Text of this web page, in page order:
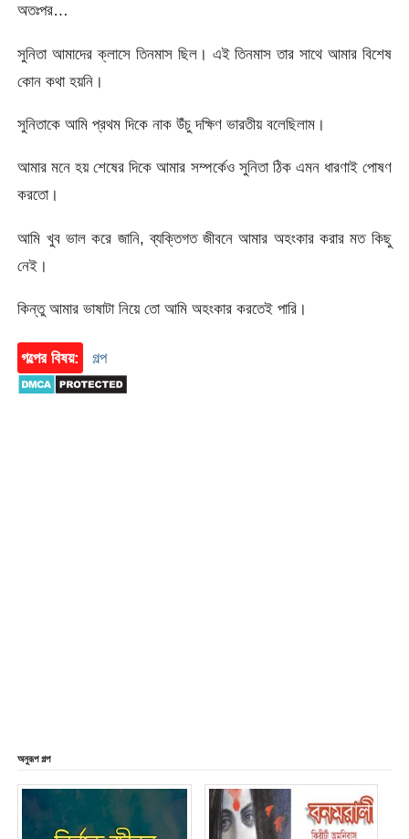
অতঃপর…
সুনিতা আমাদের ক্লাসে তিনমাস ছিল। এই তিনমাস তার সাথে আমার বিশেষ
কোন কথা হয়নি।
সুনিতাকে আমি প্রথম দিকে নাক উঁচু দক্ষিণ ভারতীয় বলেছিলাম।
আমার মনে হয় শেষের দিকে আমার সম্পর্কেও সুনিতা ঠিক এমন ধারণাই পোষণ
করতো।
আমি খুব ভাল করে জানি, ব্যক্তিগত জীবনে আমার অহংকার করার মত কিছু
নেই।
কিন্তু আমার ভাষাটা নিয়ে তো আমি অহংকার করতেই পারি।
গল্পের বিষয়: গল্প
অনুরূপ গল্প